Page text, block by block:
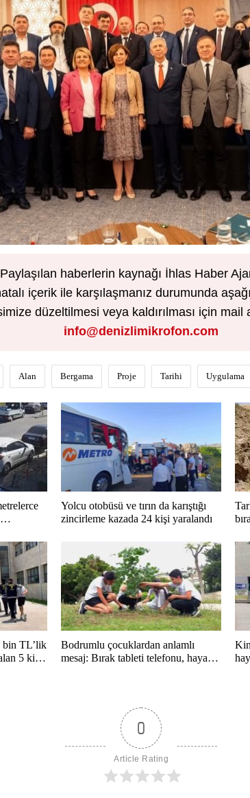
Paylaşılan haberlerin kaynağı İhlas Haber
içerik ile karşılaşmanız durumunda
düzeltilmesi veya kaldırılması için mail
info@denizlimikrofon.com
Alan Bergama Proje Tarihi Uygulama
Yolcu otobüsü ve tırın da karıştığı
zincirleme kazada 24 kişi yaralandı
bin TL’lik
5 kişi
Bodrumlu çocuklardan anlamlı
mesaj: Bırak tableti telefonu, hayatı
0
Article Rating